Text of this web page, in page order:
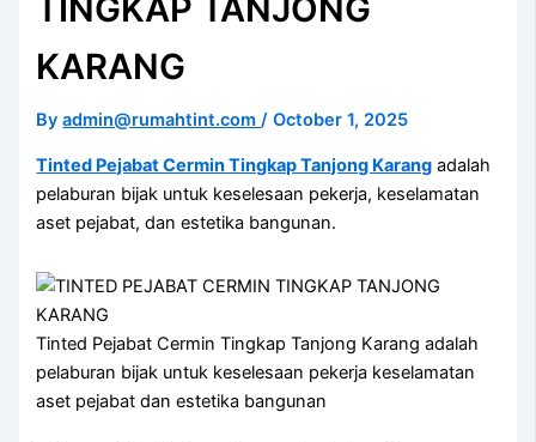
TINGKAP TANJONG
KARANG
Byadmin@rumahtint.com/October 1, 2025
Tinted Pejabat Cermin Tingkap Tanjong Karang adalah
pelaburan bijak untuk keselesaan pekerja, keselamatan
aset pejabat, dan estetika bangunan.
Tinted Pejabat Cermin Tingkap Tanjong Karang adalah
pelaburan bijak untuk keselesaan pekerja keselamatan
aset pejabat dan estetika bangunan